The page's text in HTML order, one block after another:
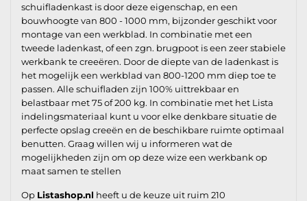
schuifladenkast is door deze eigenschap, en een
bouwhoogte van 800 - 1000 mm, bijzonder geschikt voor
montage van een werkblad. In combinatie met een
tweede ladenkast, of een zgn. brugpoot is een zeer stabiele
werkbank te creeëren. Door de diepte van de ladenkast is
het mogelijk een werkblad van 800-1200 mm diep toe te
passen. Alle schuifladen zijn 100% uittrekbaar en
belastbaar met 75 of 200 kg. In combinatie met het Lista
indelingsmateriaal kunt u voor elke denkbare situatie de
perfecte opslag creeën en de beschikbare ruimte optimaal
benutten. Graag willen wij u informeren wat de
mogelijkheden zijn om op deze wize een werkbank op
maat samen te stellen
Op Listashop.nl heeft u de keuze uit ruim 210